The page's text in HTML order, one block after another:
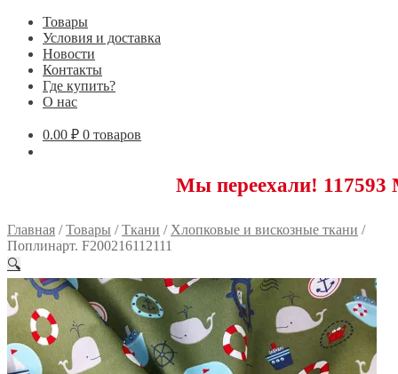
Товары
Условия и доставка
Новости
Контакты
Где купить?
О нас
0.00 ₽ 0 товаров
Мы переехали! 117593 Москва,
Главная /Товары /Ткани / Хлопковые и вискозные ткани /
Поплинарт. F200216112111
🔍